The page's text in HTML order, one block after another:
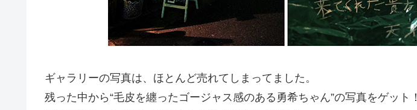
ギャラリーの写真は、ほとんど売れてしまってました。
残った中から“毛皮を纏ったゴージャス感のある勇希ちゃん”の写真をゲット！